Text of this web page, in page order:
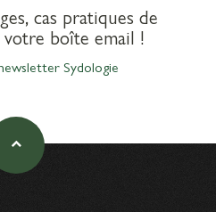
cas pratiques de
votre boîte email !
Sydologie